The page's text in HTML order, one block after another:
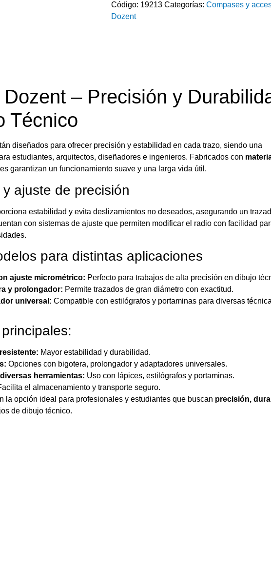
Código: 19213 Categorías: Compases y
Dozent
– Precisión y
Técnico
diseñados para ofrecer precisión y estabilidad en cada trazo, siendo una
estudiantes, arquitectos, diseñadores e ingenieros. Fabricados con
garantizan un funcionamiento suave y una larga vida útil.
ajuste de precisión
estabilidad y evita deslizamientos no deseados, asegurando un
con sistemas de ajuste que permiten modificar el radio con facilidad
para distintas aplicaciones
ajuste micrométrico: Perfecto para trabajos de alta precisión en dibujo
y prolongador: Permite trazados de gran diámetro con exactitud.
universal: Compatible con estilógrafos y portaminas para diversas
Mayor estabilidad y durabilidad.
Opciones con bigotera, prolongador y adaptadores universales.
herramientas: Uso con lápices, estilógrafos y portaminas.
el almacenamiento y transporte seguro.
la opción ideal para profesionales y estudiantes que buscan precisión,
de dibujo técnico.